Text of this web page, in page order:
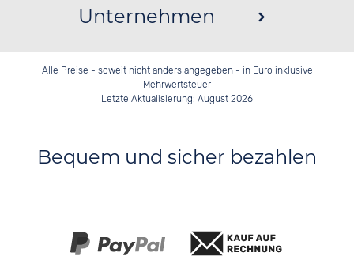
Unternehmen
Alle Preise - soweit nicht anders angegeben - in Euro inklusive
Mehrwertsteuer
Letzte Aktualisierung: August 2026
Bequem und sicher bezahlen